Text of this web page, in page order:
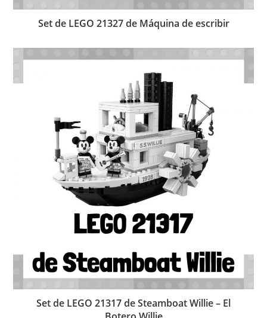
Set de LEGO 21327 de Máquina de escribir
Set de LEGO 21317 de Steamboat Willie – El